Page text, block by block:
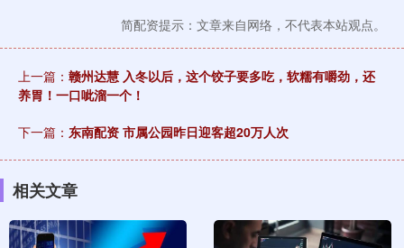
简配资提示：文章来自网络，不代表本站观点。
上一篇： 赣州达慧 入冬以后，这个饺子要多吃，软糯有嚼劲，还
养胃！一口呲溜一个！
下一篇： 东南配资 市属公园昨日迎客超20万人次
相关文章